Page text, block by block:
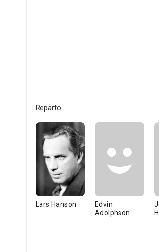
Reparto
Lars Hanson
Edvin
Adolphson